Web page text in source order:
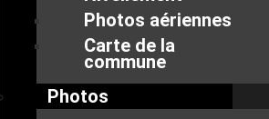
Photos aériennes
Carte de la
commune
Photos